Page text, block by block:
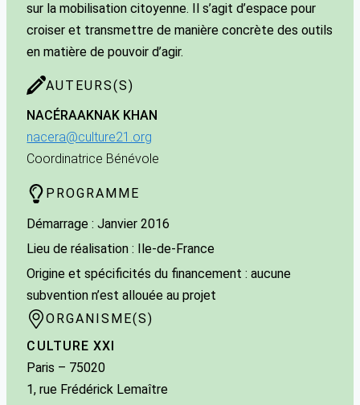
sur la mobilisation citoyenne. Il s’agit d’espace pour
croiser et transmettre de manière concrète des outils
en matière de pouvoir d’agir.
AUTEURS(S)
NACÉRAAKNAK KHAN
nacera@culture21.org
Coordinatrice Bénévole
PROGRAMME
Démarrage : Janvier 2016
Lieu de réalisation : Ile-de-France
Origine et spécificités du financement : aucune
subvention n’est allouée au projet
ORGANISME(S)
CULTURE XXI
Paris – 75020
1, rue Frédérick Lemaître